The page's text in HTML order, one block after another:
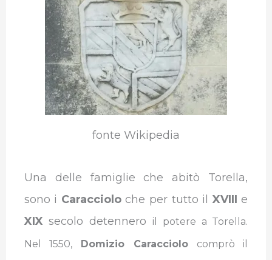
fonte Wikipedia
Una delle famiglie che abitò Torella,
sono i Caraccioloche per tutto il XVIII e
XIX secolo detennero
il potere a Torella.
Nel 1550, Domizio Caracciolocomprò il